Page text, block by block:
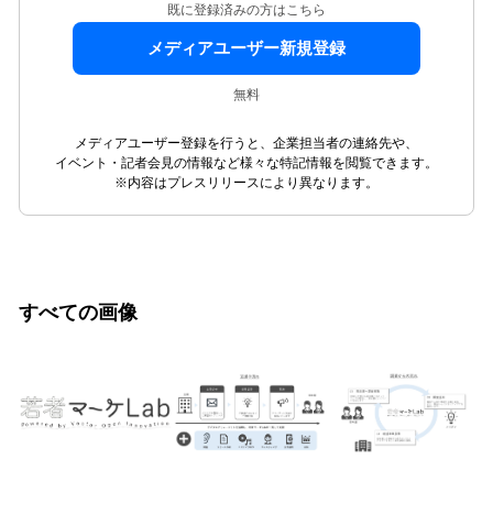
既に登録済みの方はこちら
メディアユーザー新規登録
無料
メディアユーザー登録を行うと、企業担当者の連絡先や、
イベント・記者会見の情報など様々な特記情報を閲覧できます。
※内容はプレスリリースにより異なります。
すべての画像